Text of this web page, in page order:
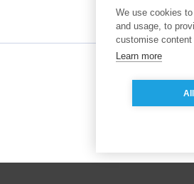
We use cookies
and usage, to
customise
Learn more